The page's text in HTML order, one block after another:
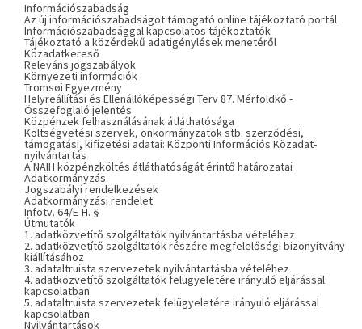
Információszabadság
Az új információszabadságot támogató online tájékoztató portál
Információszabadsággal kapcsolatos tájékoztatók
Tájékoztató a közérdekű adatigénylések menetéről
Közadatkereső
Releváns jogszabályok
Környezeti információk
Tromsøi Egyezmény
Helyreállítási és Ellenállóképességi Terv 87. Mérföldkő -
Összefoglaló jelentés
Közpénzek felhasználásának átláthatósága
Költségvetési szervek, önkormányzatok stb. szerződési,
támogatási, kifizetési adatai: Központi Információs Közadat-
nyilvántartás
A NAIH közpénzköltés átláthatóságát érintő határozatai
Adatkormányzás
Jogszabályi rendelkezések
Adatkormányzási rendelet
Infotv. 64/E-H. §
Útmutatók
1. adatközvetítő szolgáltatók nyilvántartásba vételéhez
2. adatközvetítő szolgáltatók részére megfelelőségi bizonyítvány
kiállításához
3. adataltruista szervezetek nyilvántartásba vételéhez
4. adatközvetítő szolgáltatók felügyeletére irányuló eljárással
kapcsolatban
5. adataltruista szervezetek felügyeletére irányuló eljárással
kapcsolatban
Nyilvántartások